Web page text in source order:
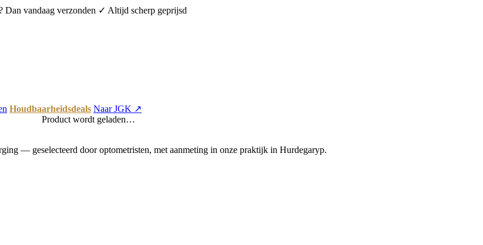
Dan vandaag verzonden ✓ Altijd scherp geprijsd
Houdbaarheidsdeals Naar JGK ↗
Product wordt geladen…
— geselecteerd door optometristen, met aanmeting in onze praktijk in Hurdegaryp.